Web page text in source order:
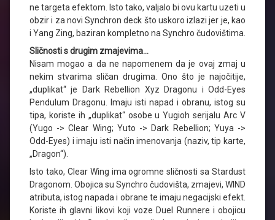
ne targeta efektom. Isto tako, valjalo bi ovu kartu uzeti u
obzir i za novi Synchron deck što uskoro izlazi jer je, kao
i Yang Zing, baziran kompletno na Synchro čudovištima.
Sličnosti s drugim zmajevima…
Nisam mogao a da ne napomenem da je ovaj zmaj u
nekim stvarima sličan drugima. Ono što je najočitije,
„duplikat“ je Dark Rebellion Xyz Dragonu i Odd-Eyes
Pendulum Dragonu. Imaju isti napad i obranu, istog su
tipa, koriste ih „duplikat“ osobe u Yugioh serijalu Arc V
(Yugo -> Clear Wing; Yuto -> Dark Rebellion; Yuya ->
Odd-Eyes) i imaju isti način imenovanja (naziv, tip karte,
„Dragon“).
Isto tako, Clear Wing ima ogromne sličnosti sa Stardust
Dragonom. Obojica su Synchro čudovišta, zmajevi, WIND
atributa, istog napada i obrane te imaju negacijski efekt.
Koriste ih glavni likovi koji voze Duel Runnere i obojicu